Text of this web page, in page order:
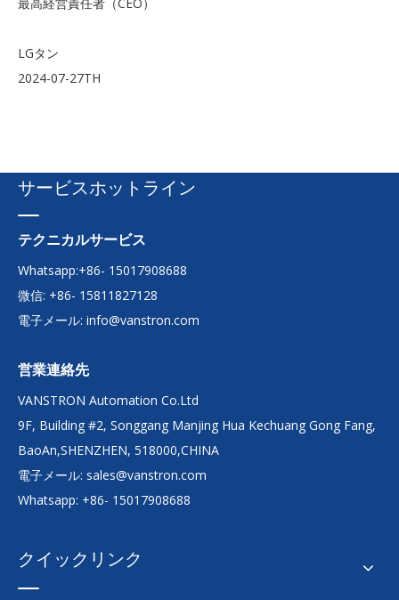
LGタン
2024-07-27TH
サービスホットライン
テクニカルサービス
Whatsapp:+86- 15017908688
微信: +86- 15811827128
電子メール: info@vanstron.com
営業連絡先
VANSTRON Automation Co.Ltd
9F, Building #2, Songgang Manjing Hua Kechuang Gong Fang,
BaoAn,SHENZHEN, 518000,CHINA
電子メール: sales@vanstron.com
Whatsapp: +86- 15017908688
クイックリンク